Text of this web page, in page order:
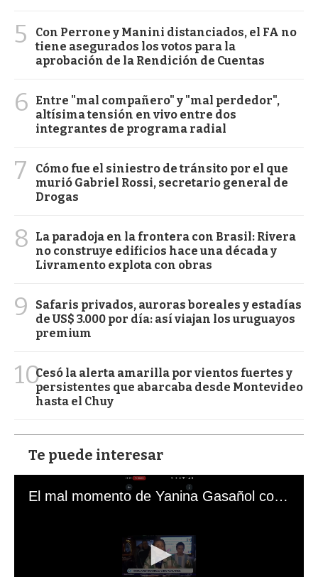
5
Con Perrone y Manini distanciados, el FA no
tiene asegurados los votos para la
aprobación de la Rendición de Cuentas
6
Entre "mal compañero" y "mal perdedor",
altísima tensión en vivo entre dos
integrantes de programa radial
7
Cómo fue el siniestro de tránsito por el que
murió Gabriel Rossi, secretario general de
Drogas
8
La paradoja en la frontera con Brasil: Rivera
no construye edificios hace una década y
Livramento explota con obras
9
Safaris privados, auroras boreales y estadías
de US$ 3.000 por día: así viajan los uruguayos
premium
10Cesó la alerta amarilla por vientos fuertes y
persistentes que abarcaba desde Montevideo
hasta el Chuy
Te puede interesar
El mal momento de Yanina Gasañol con un hincha argentino en "Subrayado"